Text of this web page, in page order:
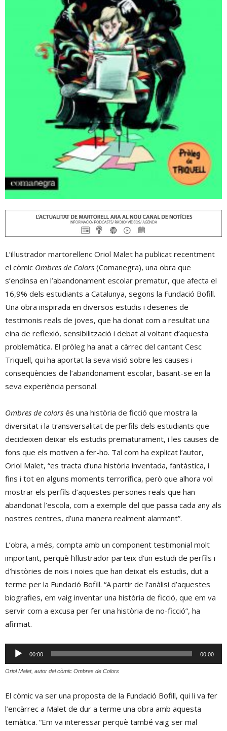
L’il·lustrador martorellenc Oriol Malet ha publicat recentment
el còmic Ombres de Colors (Comanegra), una obra que
s’endinsa en l’abandonament escolar prematur, que afecta el
16,9% dels estudiants a Catalunya, segons la Fundació Bofill.
Una obra inspirada en diversos estudis i desenes de
testimonis reals de joves, que ha donat com a resultat una
eina de reflexió, sensibilització i debat al voltant d’aquesta
problemàtica. El pròleg ha anat a càrrec del cantant Cesc
Triquell, qui ha aportat la seva visió sobre les causes i
conseqüències de l’abandonament escolar, basant-se en la
seva experiència personal.
Ombres de colors és una història de ficció que mostra la
diversitat i la transversalitat de perfils dels estudiants que
decideixen deixar els estudis prematurament, i les causes de
fons que els motiven a fer-ho. Tal com ha explicat l’autor,
Oriol Malet, “es tracta d’una història inventada, fantàstica, i
fins i tot en alguns moments terrorífica, però que alhora vol
mostrar els perfils d’aquestes persones reals que han
abandonat l’escola, com a exemple del que passa cada any als
nostres centres, d’una manera realment alarmant”.
L’obra, a més, compta amb un component testimonial molt
important, perquè l’il·lustrador parteix d’un estudi de perfils i
d’històries de nois i noies que han deixat els estudis, dut a
terme per la Fundació Bofill. “A partir de l’anàlisi d’aquestes
biografies, em vaig inventar una història de ficció, que em va
servir com a excusa per fer una història de no-ficció”, ha
afirmat.
Reproductor
d'àudio
00:00 00:00
Oriol Malet, autor del còmic Ombres de Colors
El còmic va ser una proposta de la Fundació Bofill, qui li va fer
l’encàrrec a Malet de dur a terme una obra amb aquesta
temàtica. “Em va interessar perquè també vaig ser mal